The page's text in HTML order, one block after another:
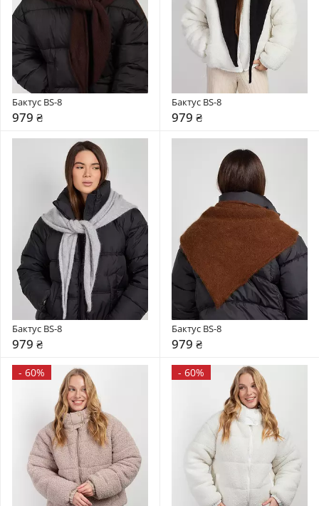
Бактус BS-8
979 ₴
Бактус BS-8
979 ₴
Бактус BS-8
979 ₴
Бактус BS-8
979 ₴
- 60% - 60%